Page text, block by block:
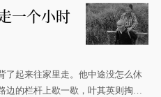
一个小时
了起来往家里走。他中途没怎么休
边的栏杆上歇一歇，叶其英则掏出